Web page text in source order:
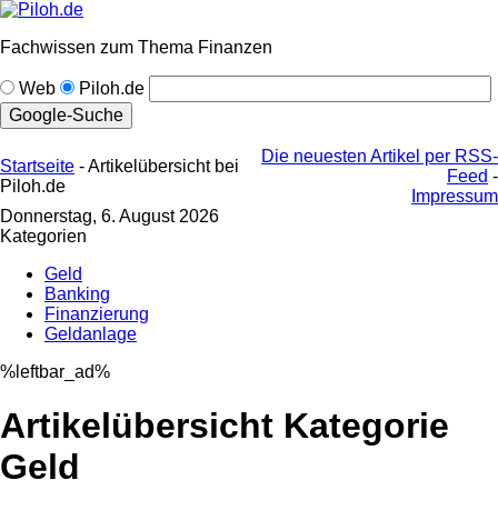
Fachwissen zum Thema Finanzen
Web Piloh.de
Startseite - Artikelübersicht bei
Piloh.de
Die neuesten Artikel per RSS-
Feed -
Impressum
Donnerstag, 6. August 2026
Kategorien
Geld
Banking
Finanzierung
Geldanlage
%leftbar_ad%
Artikelübersicht Kategorie
Geld